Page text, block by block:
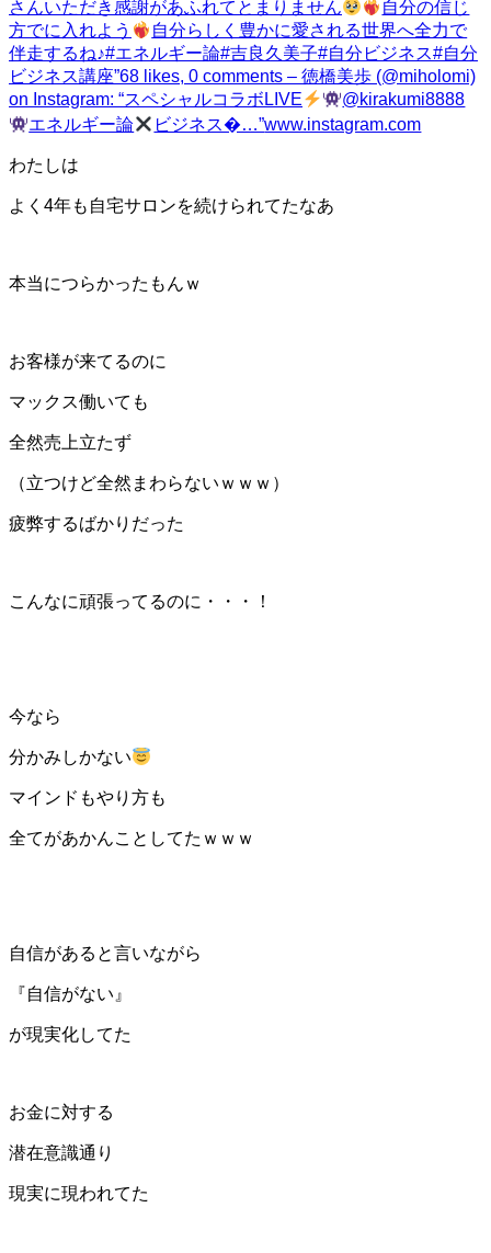
さんいただき感謝があふれてとまりません
自分の信じ
方でに入れよう
自分らしく豊かに愛される世界へ全力で
伴走するね♪#エネルギー論#吉良久美子#自分ビジネス#自分
ビジネス講座”68 likes, 0 comments – 徳橋美歩 (@miholomi)
on Instagram: “スペシャルコラボLIVE
@kirakumi8888
エネルギー論
ビジネス�…”www.instagram.com
わたしは
よく4年も自宅サロンを続けられてたなあ
本当につらかったもんｗ
お客様が来てるのに
マックス働いても
全然売上立たず
（立つけど全然まわらないｗｗｗ）
疲弊するばかりだった
こんなに頑張ってるのに・・・！
今なら
分かみしかない
マインドもやり方も
全てがあかんことしてたｗｗｗ
自信があると言いながら
『自信がない』
が現実化してた
お金に対する
潜在意識通り
現実に現われてた